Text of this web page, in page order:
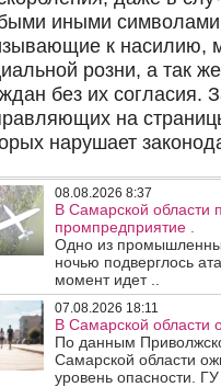
08.08.2026 8:37
В Самарской области
промпредприятие .
Одно из
ночью подверглось
момент идет ..
07.08.2026 18:11
В Самарской области
По данным
Самарской области
уровень опасности.